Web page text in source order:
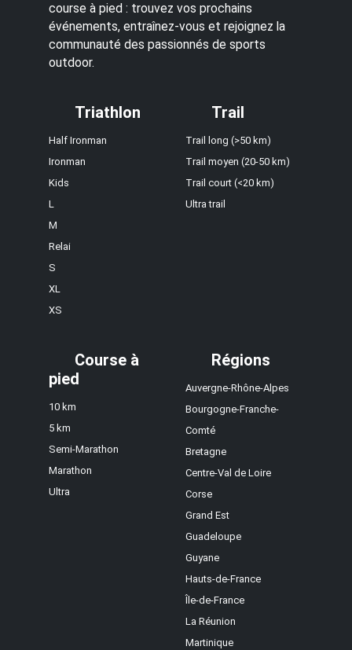
course à pied : trouvez vos prochains
événements, entraînez-vous et rejoignez la
communauté des passionnés de sports
outdoor.
Triathlon
Half Ironman
Ironman
Kids
L
M
Relai
S
XL
XS
Trail
Trail long (>50 km)
Trail moyen (20-50 km)
Trail court (<20 km)
Ultra trail
Course à
pied
10 km
5 km
Semi-Marathon
Marathon
Ultra
Régions
Auvergne-Rhône-Alpes
Bourgogne-Franche-
Comté
Bretagne
Centre-Val de Loire
Corse
Grand Est
Guadeloupe
Guyane
Hauts-de-France
Île-de-France
La Réunion
Martinique